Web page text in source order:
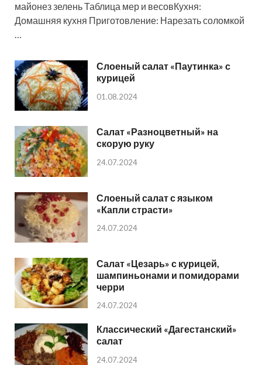
майонез зелень Таблица мер и весовКухня:
Домашняя кухня Приготовление: Нарезать соломкой
…
Слоеный салат «Паутинка» с
курицей
01.08.2024
Салат «Разноцветный» на
скорую руку
24.07.2024
Слоеный салат с языком
«Капли страсти»
24.07.2024
Салат «Цезарь» с курицей,
шампиньонами и помидорами
черри
24.07.2024
Классический «Дагестанский»
салат
24.07.2024